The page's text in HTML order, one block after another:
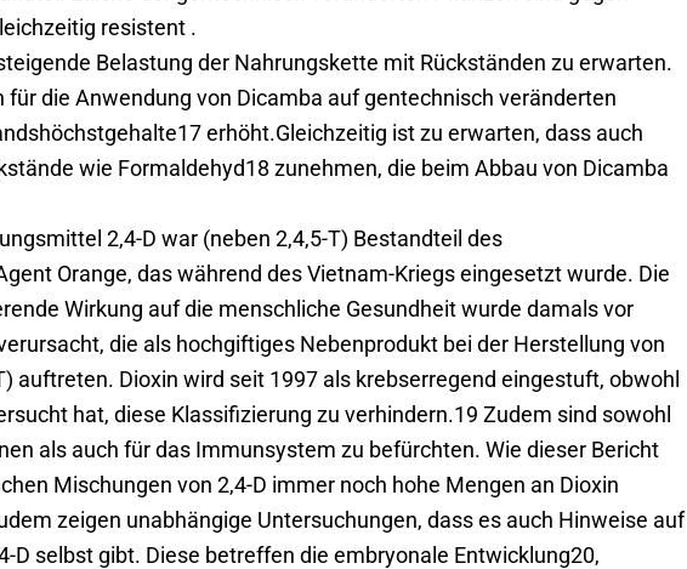
resistent .
Belastung der Nahrungskette mit Rückständen zu erwarten.
für die Anwendung von Dicamba auf gentechnisch veränderten
erhöht.Gleichzeitig ist zu erwarten, dass auch
wie Formaldehyd18 zunehmen, die beim Abbau von Dicamba
2,4-D war (neben 2,4,5-T) Bestandteil des
Orange, das während des Vietnam-Kriegs eingesetzt wurde. Die
Wirkung auf die menschliche Gesundheit wurde damals vor
die als hochgiftiges Nebenprodukt bei der Herstellung von
auftreten. Dioxin wird seit 1997 als krebserregend eingestuft, obwohl
hat, diese Klassifizierung zu verhindern.19 Zudem sind sowohl
als auch für das Immunsystem zu befürchten. Wie dieser Bericht
Mischungen von 2,4-D immer noch hohe Mengen an Dioxin
zeigen unabhängige Untersuchungen, dass es auch Hinweise auf
D selbst gibt. Diese betreffen die embryonale Entwicklung20,